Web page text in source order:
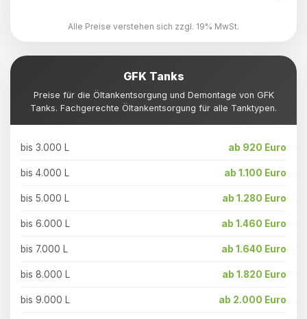
Alle Preise verstehen sich zzgl. 19% MwSt.
GFK Tanks
Preise für die Öltankentsorgung und Demontage von GFK
Tanks. Fachgerechte Öltankentsorgung für alle Tanktypen.
bis 3.000 L ab 920 Euro
bis 4.000 L ab 1.100 Euro
bis 5.000 L ab 1.280 Euro
bis 6.000 L ab 1.460 Euro
bis 7.000 L ab 1.640 Euro
bis 8.000 L ab 1.820 Euro
bis 9.000 L ab 2.000 Euro